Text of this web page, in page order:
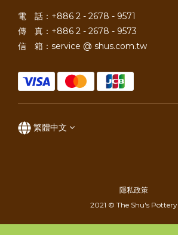
電 話：+886 2 - 2678 - 9571
傳 真：+886 2 - 2678 - 9573
信 箱：service @ shus.com.tw
繁體中文
隱私政策
2021 © The Shu's Pottery